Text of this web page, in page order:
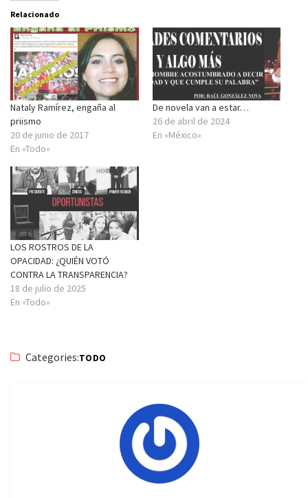
Relacionado
Nataly Ramírez, engaña al
priismo
20 de junio de 2017
En «Todo»
De novela van a estar…
26 de abril de 2024
En «México»
LOS ROSTROS DE LA
OPACIDAD: ¿QUIÉN VOTÓ
CONTRA LA TRANSPARENCIA?
18 de julio de 2025
En «Todo»
Categories:TODO